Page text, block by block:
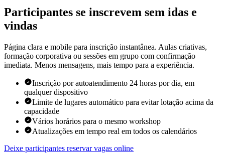
Participantes se inscrevem sem idas e
vindas
Página clara e mobile para inscrição instantânea. Aulas criativas,
formação corporativa ou sessões em grupo com confirmação
imediata. Menos mensagens, mais tempo para a experiência.
Inscrição por autoatendimento 24 horas por dia, em
qualquer dispositivo
Limite de lugares automático para evitar lotação acima da
capacidade
Vários horários para o mesmo workshop
Atualizações em tempo real em todos os calendários
Deixe participantes reservar vagas online